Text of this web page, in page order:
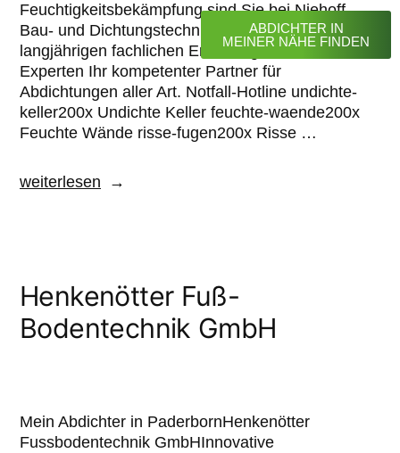
Feuchtigkeitsbekämpfung sind Sie bei Niehoff
Bau- und Dichtungstechnik genau richtig. Mit ihrer
langjährigen fachlichen Erfahrung sind die
Experten Ihr kompetenter Partner für
Abdichtungen aller Art. Notfall-Hotline undichte-
keller200x Undichte Keller feuchte-waende200x
Feuchte Wände risse-fugen200x Risse …
weiterlesen
Henkenötter Fuß-
Bodentechnik GmbH
Mein Abdichter in PaderbornHenkenötter
Fussbodentechnik GmbHInnovative
ABDICHTER IN
MEINER NÄHE FINDEN